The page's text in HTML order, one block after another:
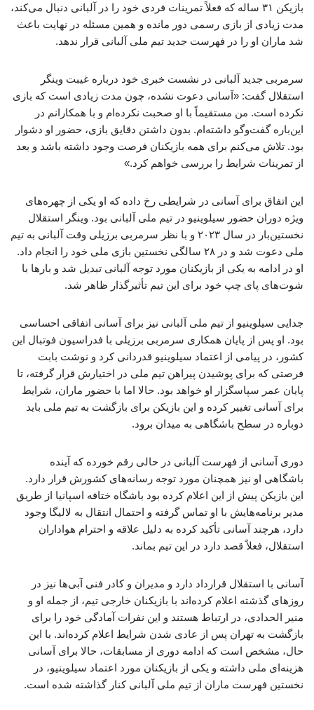
بازیکن ۳۱ ساله که فعلاً تمرینات فردی خود را در آلبانی دنبال می‌کند،
مدت زیادی از بازی رسمی دور مانده و همین مسئله در نهایت باعث
شد ماران او را در فهرست جدید تیم ملی آلبانی قرار ندهد.
سرمربی جدید آلبانی در نشست خبری خود درباره غیبت وینگر
استقلال گفت: «آسانی دعوت نشده، چون مدت زیادی است که بازی
نکرده است. من مستقیماً با او صحبت نکرده‌ام و با همکارانم در
این‌باره گفت‌وگو داشته‌ام. بدون داشتن دقایق بازی، حضور او دشوار
بود. تلاش می‌کنم برای همه بازیکنان فرصت وجود داشته باشد و بعد
از تمرینات شرایط را بررسی خواهم کرد.»
این اتفاق برای آسانی در شرایطی رخ داده که او یکی از چهره‌های
ویژه دوران حضور سیلوینیو در تیم ملی آلبانی بود. وینگر استقلال
نخستین‌بار در سال ۲۰۲۳ و با نظر سرمربی برزیلی وقت آلبانی به تیم
ملی دعوت شد و در ۲۸ سالگی نخستین بازی ملی خود را انجام داد.
او در ادامه به یکی از بازیکنان مورد توجه آلبانی تبدیل شد و بارها با
شوت‌های پای چپ خود برای این تیم تأثیرگذار ظاهر شد.
جدایی سیلوینیو از تیم ملی آلبانی نیز برای آسانی اتفاقی احساسی
بود. او پس از پایان همکاری سرمربی برزیلی با فدراسیون فوتبال این
کشور، در پیامی از اعتماد سیلوینیو قدردانی کرد و نوشت بابت
فرصتی که برای پوشیدن پیراهن تیم ملی در اختیارش قرار گرفته، تا
پایان عمر سپاسگزار او خواهد بود. حالا اما با حضور ماران، شرایط
برای آسانی تغییر کرده و این بازیکن برای بازگشت به تیم ملی باید
دوباره در سطح باشگاهی به میدان برود.
دوری آسانی از فهرست آلبانی در حالی رقم خورده که آینده
باشگاهی او نیز همچنان مورد توجه رسانه‌های کشورش قرار دارد.
این بازیکن پیش از این اعلام کرده بود باشگاه ختافه اسپانیا از طریق
مدیر برنامه‌هایش با او تماس گرفته و احتمال انتقال به لالیگا وجود
دارد، هرچند آسانی تأکید کرده به دلیل علاقه و احترام هواداران
استقلال، فعلاً قصد دارد در این تیم بماند.
آسانی با استقلال قرارداد دارد و مدیران و کادر فنی آبی‌ها نیز در
روزهای گذشته اعلام کرده‌اند با بازیکنان خارجی تیم، از جمله او و
منیر الحدادی، در ارتباط هستند و این نفرات آمادگی خود را برای
بازگشت به تهران پس از عادی شدن شرایط اعلام کرده‌اند. با این
حال، مشخص است که ادامه دوری از مسابقات، حالا برای آسانی
هزینه‌ای ملی داشته و یکی از بازیکنان مورد اعتماد سیلوینیو، در
نخستین فهرست ماران از تیم ملی آلبانی کنار گذاشته شده است.